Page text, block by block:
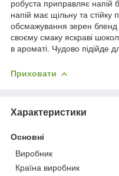
робуста приправляє напій
напій має щільну та
обсмажування зерен бленд
своєму смаку яскраві
в ароматі. Чудово підійде
Приховати
Характеристики
Основні
Виробник
Країна виробник